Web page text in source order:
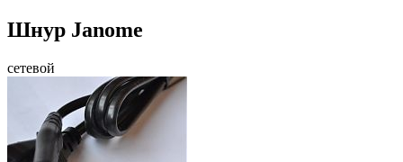
Шнур Janome
сетевой